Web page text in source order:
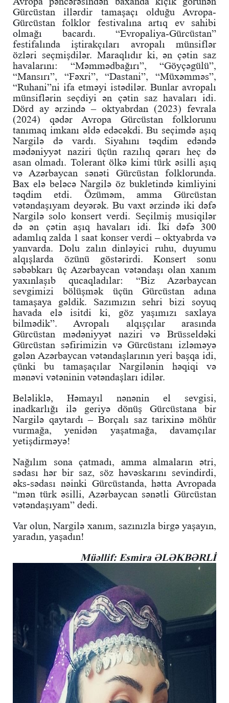
Gürcüstan illərdir tamaşaçı olduğu Avropa-
Gürcüstan folklor festivalına artıq ev sahibi
olmağı bacardı. “Evropaliya-Gürcüstan”
festifalında iştirakçıları avropalı münsiflər
özləri seçmişdilər. Maraqlıdır ki, ən çətin saz
havalarını: “Məmmədbağırı”, “Göyçəgülü”,
“Mansırı”, “Fəxri”, “Dastani”, “Müxəmməs”,
“Ruhani”ni ifa etməyi istədilər. Bunlar avropalı
münsiflərin seçdiyi ən çətin saz havaları idi.
Dörd ay ərzində – oktyabrdan (2023) fevrala
(2024) qədər Avropa Gürcüstan folklorunu
tanımaq imkanı əldə edəcəkdi. Bu seçimdə aşıq
Nargilə də vardı. Siyahını təqdim edəndə
mədəniyyət naziri üçün razılıq qərarı heç də
asan olmadı. Tolerant ölkə kimi türk əsilli aşıq
və Azərbaycan sənəti Gürcüstan folklorunda.
Bax elə beləcə Nargilə öz bukletində kimliyini
təqdim etdi. Özüməm, amma Gürcüstan
vətəndaşıyam deyərək. Bu vaxt ərzində iki dəfə
Nargilə solo konsert verdi. Seçilmiş musiqilər
də ən çətin aşıq havaları idi. İki dəfə 300
adamlıq zalda 1 saat konser verdi – oktyabrda və
yanvarda. Dolu zalın dinləyici ruhu, duyumu
alqışlarda özünü göstərirdi. Konsert sonu
səbəbkarı üç Azərbaycan vətəndaşı olan xanım
yaxınlaşıb qucaqladılar: “Biz Azərbaycan
sevgimizi bölüşmək üçün Gürcüstan adına
tamaşaya gəldik. Sazımızın sehri bizi soyuq
havada elə isitdi ki, göz yaşımızı saxlaya
bilmədik”. Avropalı alqışçılar arasında
Gürcüstan mədəniyyət naziri və Brüsseldəki
Gürcüstan səfirimizin və Gürcüstanı izləməyə
gələn Azərbaycan vətəndaşlarının yeri başqa idi,
çünki bu tamaşaçılar Nargilənin həqiqi və
mənəvi vətəninin vətəndaşları idilər.
Beləliklə, Həmayıl nənənin el sevgisi,
inadkarlığı ilə geriyə dönüş Gürcüstana bir
Nargilə qaytardı – Borçalı saz tarixinə möhür
vurmağa, yenidən yaşatmağa, davamçılar
yetişdirməyə!
Nağılım sona çatmadı, amma almaların ətri,
sədası hər bir saz, söz həvəskarını sevindirdi,
əks-sədası nəinki Gürcüstanda, hətta Avropada
“mən türk əsilli, Azərbaycan sənətli Gürcüstan
vətəndaşıyam” dedi.
Var olun, Nargilə xanım, sazınızla birgə yaşayın,
yaradın, yaşadın!
Müəllif: Esmira ƏLƏKBƏRLİ